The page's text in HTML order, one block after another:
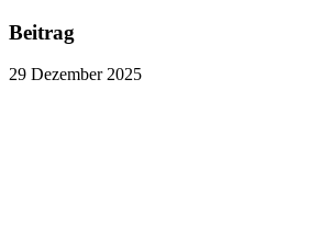
Beitrag
29 Dezember 2025